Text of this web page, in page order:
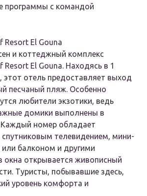
программы с командой
Resort El Gouna
и коттеджный комплекс
Resort El Gouna. Находясь в 1
этот отель предоставляет выход
песчаный пляж. Особенно
любители экзотики, ведь
домики выполнены в
Каждый номер обладает
телевидением, мини-
балконом и другими
окна открывается живописный
Туристы, побывавшие здесь,
уровень комфорта и